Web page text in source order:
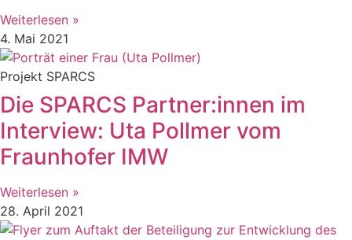
Weiterlesen »
4. Mai 2021
Projekt SPARCS
Die SPARCS Partner:innen im
Interview: Uta Pollmer vom
Fraunhofer IMW
Weiterlesen »
28. April 2021